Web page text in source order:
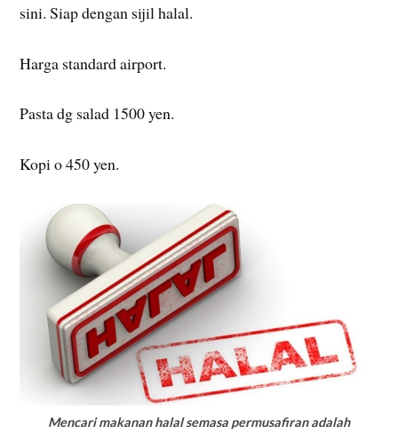
sini. Siap dengan sijil halal.
Harga standard airport.
Pasta dg salad 1500 yen.
Kopi o 450 yen.
Mencari makanan halal semasa permusafiran adalah